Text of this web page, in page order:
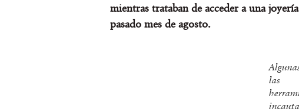
mientras trataban de acceder a una
pasado mes de agosto.
las